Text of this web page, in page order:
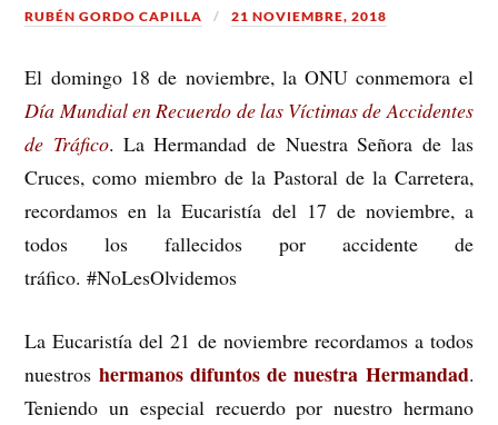
RUBÉN GORDO CAPILLA 21 NOVIEMBRE, 2018
El domingo 18 de noviembre, la ONU conmemora el
Día Mundial en Recuerdo de las Víctimas de Accidentes
de Tráfico. La Hermandad de Nuestra Señora de las
Cruces, como miembro de la Pastoral de la Carretera,
recordamos en la Eucaristía del 17 de noviembre, a
todos los fallecidos por accidente de
tráfico. #NoLesOlvidemos
La Eucaristía del 21 de noviembre recordamos a todos
nuestros hermanos difuntos de nuestra Hermandad.
Teniendo un especial recuerdo por nuestro hermano